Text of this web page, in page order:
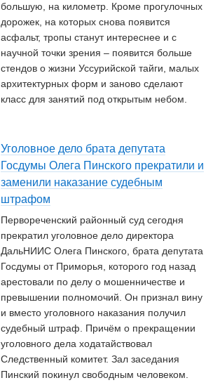
большую, на километр. Кроме прогулочных
дорожек, на которых снова появится
асфальт, тропы станут интереснее и с
научной точки зрения – появится больше
стендов о жизни Уссурийской тайги, малых
архитектурных форм и заново сделают
класс для занятий под открытым небом.
Уголовное дело брата депутата
Госдумы Олега Пинского прекратили и
заменили наказание судебным
штрафом
Первореченский районный суд сегодня
прекратил уголовное дело директора
ДальНИИС Олега Пинского, брата депутата
Госдумы от Приморья, которого год назад
арестовали по делу о мошенничестве и
превышении полномочий. Он признал вину
и вместо уголовного наказания получил
судебный штраф. Причём о прекращении
уголовного дела ходатайствовал
Cледственный комитет. Зал заседания
Пинский покинул свободным человеком.